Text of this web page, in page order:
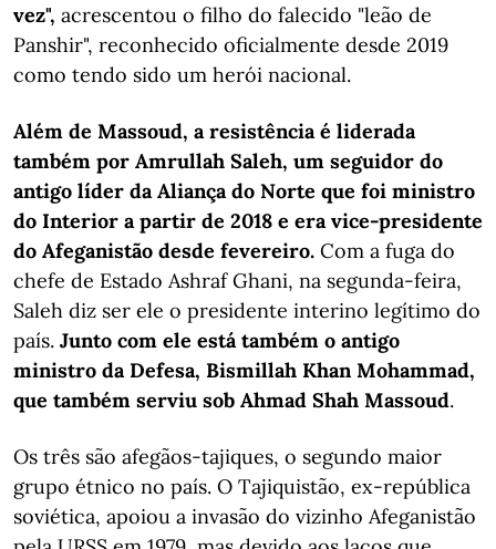
vez", acrescentou o filho do falecido "leão de
Panshir", reconhecido oficialmente desde 2019
como tendo sido um herói nacional.
Além de Massoud, a resistência é liderada
também por Amrullah Saleh, um seguidor do
antigo líder da Aliança do Norte que foi ministro
do Interior a partir de 2018 e era vice-presidente
do Afeganistão desde fevereiro. Com a fuga do
chefe de Estado Ashraf Ghani, na segunda-feira,
Saleh diz ser ele o presidente interino legítimo do
país. Junto com ele está também o antigo
ministro da Defesa, Bismillah Khan Mohammad,
que também serviu sob Ahmad Shah Massoud.
Os três são afegãos-tajiques, o segundo maior
grupo étnico no país. O Tajiquistão, ex-república
soviética, apoiou a invasão do vizinho Afeganistão